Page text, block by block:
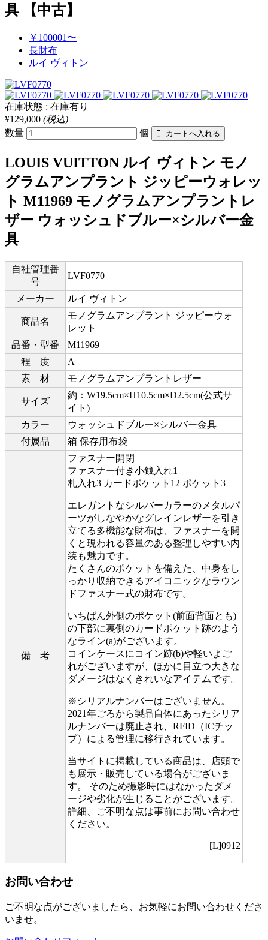
具 【中古】
￥100001〜
長財布
ルイ ヴィトン
在庫状態 : 在庫有り
¥129,000 (税込)
数量
個
LOUIS VUITTON ルイ ヴィトン モノ
グラムアンプラント ジッピーウォレッ
ト M11969 モノグラムアンプラントレ
ザー ウォッシュドブルー×シルバー金
具
自社管理番
号
LVF0770
メーカー ルイ ヴィトン
商品名
モノグラムアンプラント ジッピーウォ
レット
品番・型番
M11969
程 度
A
素 材
モノグラムアンプラントレザー
サイズ
約：W19.5cm×H10.5cm×D2.5cm(公式サ
イト)
カラー
ウォッシュドブルー×シルバー金具
付属品
箱 保存用布袋
備 考
ファスナー開閉
ファスナー付き小銭入れ1
札入れ3 カードポケット12 ポケット3
エレガントなシルバーカラーのメタルパ
ーツがしなやかなグレインレザーを引き
立てる多機能な財布は、ファスナーを開
くと現われる容量のある整理しやすい内
装も魅力です。
たくさんのポケットを備えた、中身をし
っかり収納できるアイコニックなラウン
ドファスナー式の財布です。
いちばん外側のポケット(前面背面とも)
の下部に裏側のカードポケット跡のよう
なライン(a)がございます。
コインケースにコイン跡(b)や軽いよご
れがございますが、ほかに目立つ大きな
ダメージはなくきれいなアイテムです。
※シリアルナンバーはございません。
2021年ごろから製品自体にあったシリア
ルナンバーは廃止され、RFID（ICチッ
プ）による管理に移行されています。
当サイトに掲載している商品は、店頭で
も展示・販売している場合がございま
す。 そのため撮影時にはなかったダメ
ージや劣化が生じることがございます。
詳細、ご不明な点は事前にお問い合わせ
ください。
[L]0912
お問い合わせ
ご不明な点がございましたら、お気軽にお問い合わせくださ
いませ。